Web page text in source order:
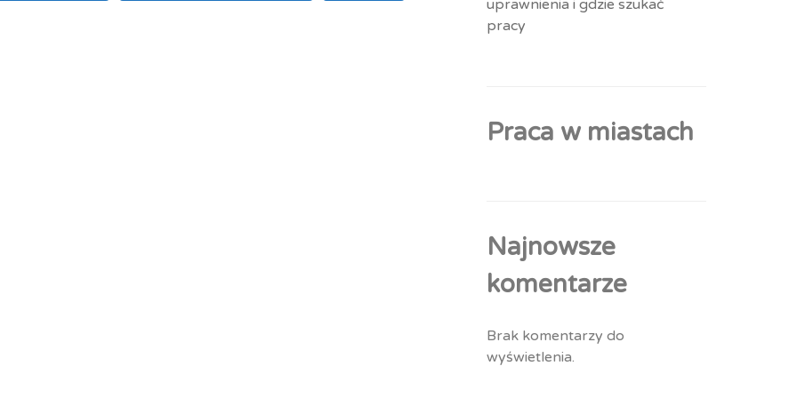
uprawnienia i gdzie szukać
pracy
Praca w miastach
Najnowsze
komentarze
Brak komentarzy do
wyświetlenia.